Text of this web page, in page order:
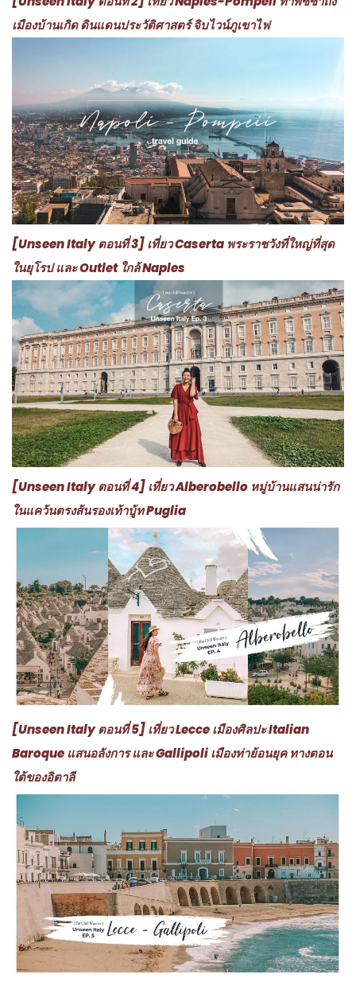
เมืองบ้านเกิด ดินแดนประวัติศาสตร์ จิบไวน์ภูเขาไฟ
[Unseen Italy ตอนที่ 3] เที่ยว Caserta พระราชวังที่ใหญ่ที่สุด
ในยุโรป และ Outlet ใกล้ Naples
[Unseen Italy ตอนที่ 4] เที่ยว Alberobello หมู่บ้านแสนน่ารัก
ในแคว้นตรงส้นรองเท้าบู้ท Puglia
[Unseen Italy ตอนที่ 5] เที่ยว Lecce เมืองศิลปะ Italian
Baroque แสนอลังการ และ Gallipoli เมืองท่าย้อนยุค ทางตอน
ใต้ของอิตาลี